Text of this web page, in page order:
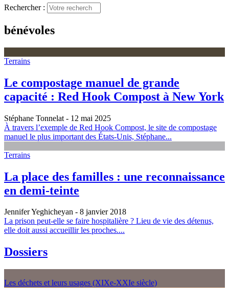
Rechercher :
bénévoles
Terrains
Le compostage manuel de grande
capacité : Red Hook Compost à New York
Stéphane Tonnelat - 12 mai 2025
À travers l’exemple de Red Hook Compost, le site de compostage
manuel le plus important des États-Unis, Stéphane...
Terrains
La place des familles : une reconnaissance
en demi-teinte
Jennifer Yeghicheyan - 8 janvier 2018
La prison peut-elle se faire hospitalière ? Lieu de vie des détenus,
elle doit aussi accueillir les proches....
Dossiers
Les déchets et leurs usages (XIXe-XXIe siècle)